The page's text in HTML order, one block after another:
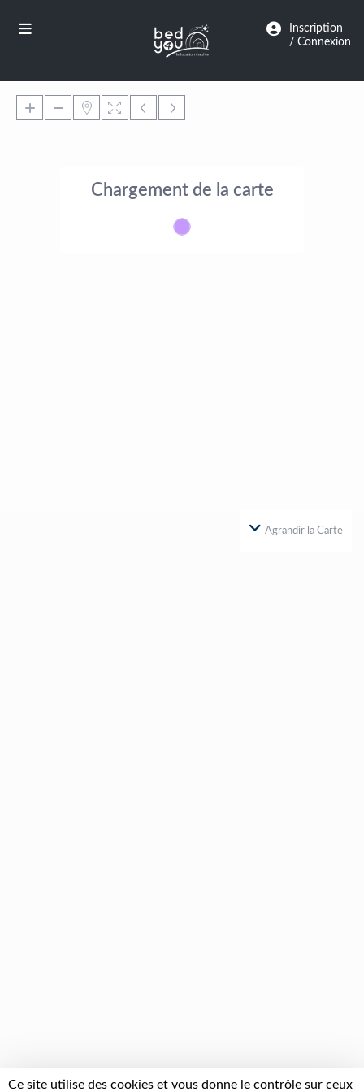
Inscription
/ Connexion
Chargement de la carte
Agrandir la Carte
Ce site utilise des cookies et vous donne le contrôle sur ceux